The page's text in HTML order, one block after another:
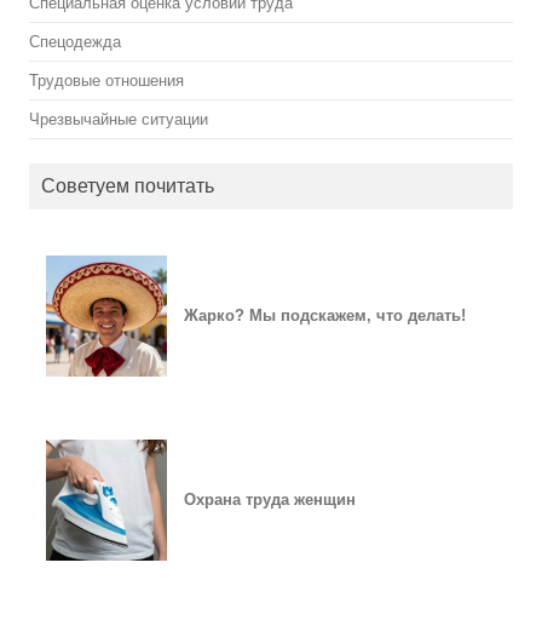
Спецодежда
Трудовые отношения
Чрезвычайные ситуации
Советуем почитать
Жарко? Мы подскажем, что делать!
Охрана труда женщин